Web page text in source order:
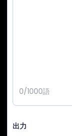
0/1000語
出力